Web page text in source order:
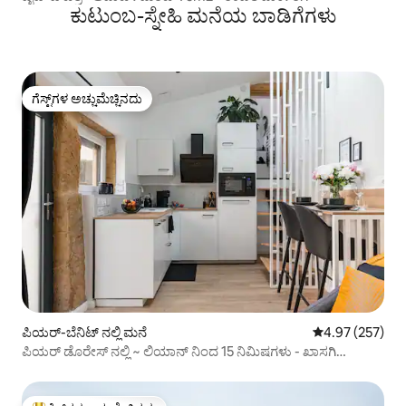
ಕುಟುಂಬ-ಸ್ನೇಹಿ ಮನೆಯ ಬಾಡಿಗೆಗಳು
ಗೆಸ್ಟ್‌ಗಳ ಅಚ್ಚುಮೆಚ್ಚಿನದು
ಗೆಸ್ಟ್‌ಗಳ ಅಚ್ಚುಮೆಚ್ಚಿನದು
ಪಿಯರ್-ಬೆನಿಟ್ ನಲ್ಲಿ ಮನೆ 5 ರಲ್ಲಿ 4.97
4.97 (257)
ಪಿಯರ್ ಡೊರೇಸ್ ನಲ್ಲಿ ~ ಲಿಯಾನ್ ನಿಂದ 15 ನಿಮಿಷಗಳು - ಖಾಸಗಿ